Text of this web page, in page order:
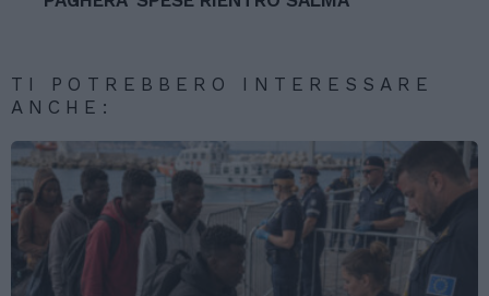
TI POTREBBERO INTERESSARE
ANCHE: